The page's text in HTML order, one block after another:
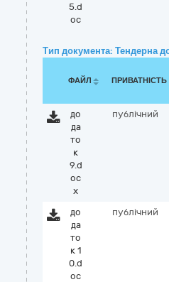
5.d
oc
Тип документа: Тендерна
ФАЙЛ ПРИВАТНІСТЬ
до
да
то
к
9.d
oc
x
публічний
до
да
то
к 1
0.d
oc
публічний